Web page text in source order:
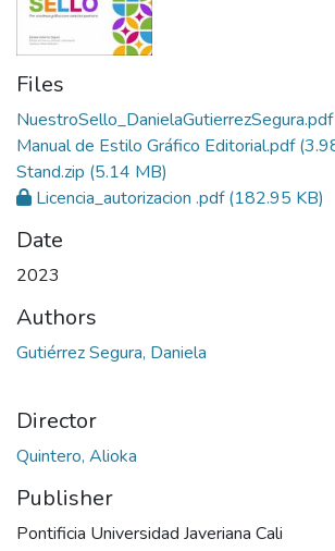
Files
NuestroSello_DanielaGutierrezSegura.pdf
Manual de Estilo Gráfico Editorial.pdf
Stand.zip (5.14 MB)
Licencia_autorizacion .pdf(182.95 KB)
Date
2023
Authors
Gutiérrez Segura, Daniela
Director
Quintero, Alioka
Publisher
Pontificia Universidad Javeriana Cali